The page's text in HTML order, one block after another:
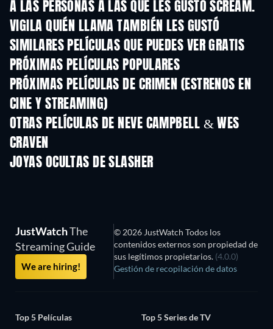
A LAS PERSONAS A LAS QUE LES GUSTÓ SCREAM.
VIGILA QUIÉN LLAMA TAMBIÉN LES GUSTÓ
SIMILARES PELÍCULAS QUE PUEDES VER GRATIS
PRÓXIMAS PELÍCULAS POPULARES
PRÓXIMAS PELÍCULAS DE CRIMEN (ESTRENOS EN
CINE Y STREAMING)
OTRAS PELÍCULAS DE NEVE CAMPBELL & WES
CRAVEN
JOYAS OCULTAS DE SLASHER
JustWatchThe
Streaming Guide
We are hiring!
© 2026 JustWatch Todos los
contenidos externos son propiedad de
sus legítimos propietarios. (4.0.0)
Gestión de recopilación de datos
Top 5 Películas
Top 5 Series de TV